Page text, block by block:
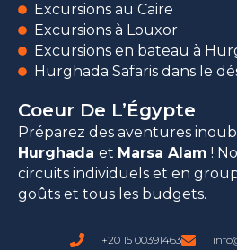
Excursions au Caire
Excursions à Louxor
Excursions en bateau à
Hurghada Safaris dans le
Coeur De L’Égypte
Préparez des aventures
Hurghada et Marsa Alam !
circuits individuels et en
goûts et tous les budgets.
+20 15 00391463